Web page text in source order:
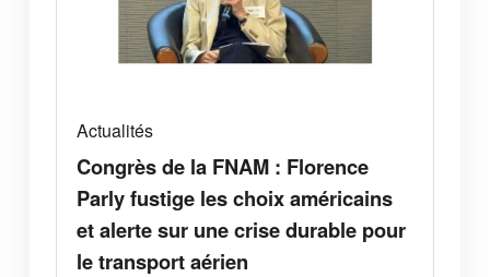
Actualités
Congrès de la FNAM : Florence
Parly fustige les choix américains
et alerte sur une crise durable pour
le transport aérien